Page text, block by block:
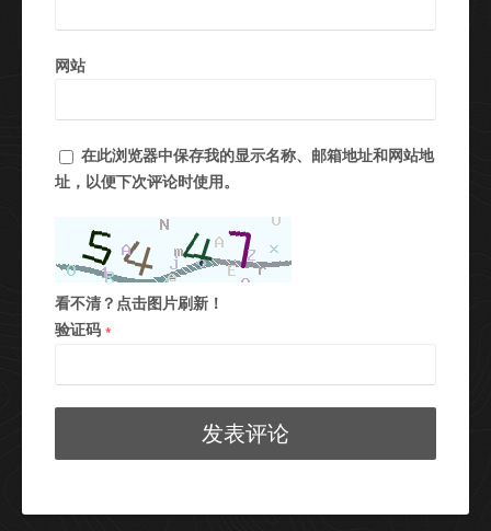
网站
在此浏览器中保存我的显示名称、邮箱地址和网站地
址，以便下次评论时使用。
看不清？点击图片刷新！
验证码 *